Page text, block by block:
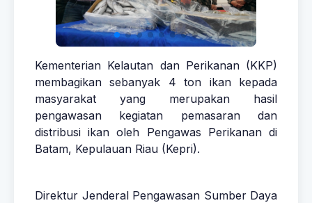
Kementerian Kelautan dan Perikanan (KKP)
membagikan sebanyak 4 ton ikan kepada
masyarakat yang merupakan hasil
pengawasan kegiatan pemasaran dan
distribusi ikan oleh Pengawas Perikanan di
Batam, Kepulauan Riau (Kepri).
Direktur Jenderal Pengawasan Sumber Daya